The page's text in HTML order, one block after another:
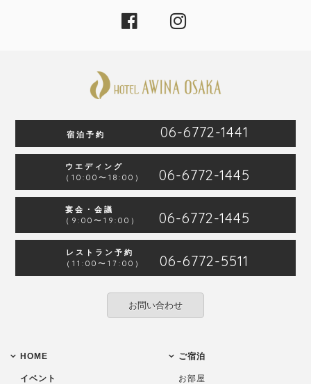
宿泊予約 06-6772-1441
ウエディング
（10:00〜18:00）
06-6772-1445
宴会・会議
（9:00〜19:00）
06-6772-1445
レストラン予約
（11:00〜17:00）
06-6772-5511
お問い合わせ
HOME
イベント
ご宿泊
お部屋